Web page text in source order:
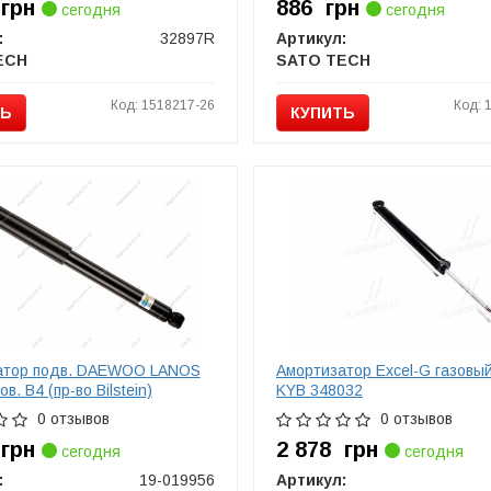
грн
сегодня
32897R
Код: 1518217-26
886 грн
сегодня
Артикул:
SATO TECH
КУПИТЬ Код:
подв. DAEWOO LANOS
B4 (пр-во Bilstein)
0 отзывов
грн
сегодня
19-019956
Амортизатор Excel-G
KYB 348032
0 отзывов
2 878 грн
сегодня
Артикул: